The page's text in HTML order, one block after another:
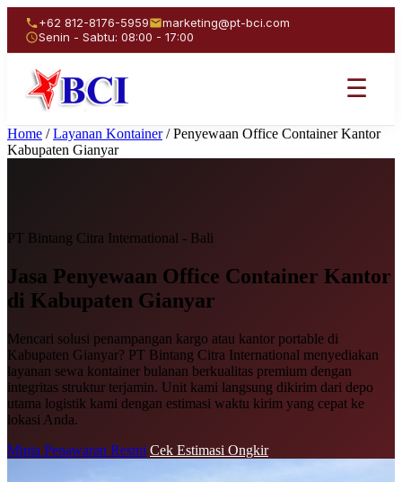
+62 812-8176-5959
marketing@pt-bci.com
Senin - Sabtu: 08:00 - 17:00
☰
Home / Layanan Kontainer / Penyewaan Office Container Kantor
Kabupaten Gianyar
PT Bintang Citra International - Bali
Jasa Penyewaan Office Container Kantor
di Kabupaten Gianyar
Mencari solusi penampangan kargo atau kantor portable di
Kabupaten Gianyar? PT Bintang Citra International menyediakan
layanan sewa kontainer bulanan berkualitas premium dengan
integritas struktur terjamin. Unit kami langsung dikirim dari depo
utama logistik kami dengan estimasi waktu kirim yang cepat ke
lokasi Anda.
Minta Penawaran Resmi Cek Estimasi Ongkir